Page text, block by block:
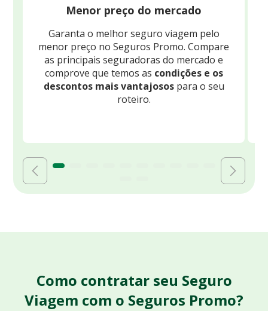
Menor preço do mercado
Garanta o melhor seguro viagem pelo
menor preço no Seguros Promo. Compare
as principais seguradoras do mercado e
comprove que temos as condições e os
descontos mais vantajosospara o seu
roteiro.
Como contratar seu Seguro
Viagem com o Seguros Promo?